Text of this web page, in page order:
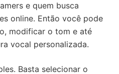
e quem busca
online. Então você pode
modificar o tom e até
vocal personalizada.
Basta selecionar o